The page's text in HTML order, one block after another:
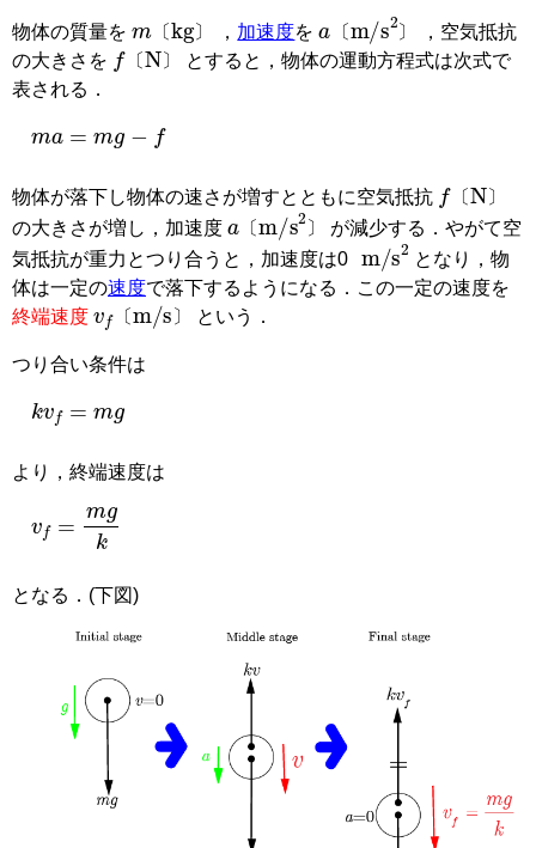
物体の質量を 〔 〕
〔kg〕
， 加速度を 〔 〕
〔 m/s2
，空気抵抗
の大きさを
〔 〕
f〔N〕
とすると，物体の運動方程式は次式で
表される．
物体が落下し物体の速さが増すとともに空気抵抗 〔 〕
〔N〕
の大きさが増し，加速度 〔 〕
a 〔 m/s2 〕
が減少する．やがて空
気抵抗が重力とつり合うと，加速度は0
m/s2
となり，物
体は一定の速度で落下するようになる．この一定の速度を
終端速度
〔 〕
vf〔m/s〕
という．
つり合い条件は
k
より，終端速度は
gk
となる．(下図)